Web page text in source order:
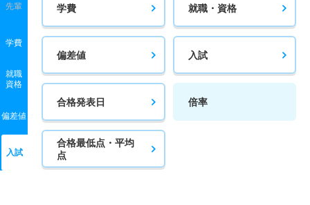
先輩
学費
就職
資格
偏差値
入試
学費 就職・資格
偏差値 入試
合格発表日 倍率
合格最低点・平均
点